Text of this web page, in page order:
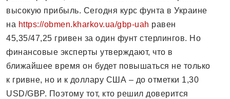
высокую прибыль. Сегодня курс фунта в Украине
на https://obmen.kharkov.ua/gbp-uah равен
45,35/47,25 гривен за один фунт стерлингов. Но
финансовые эксперты утверждают, что в
ближайшее время он будет повышаться не только
к гривне, но и к доллару США – до отметки 1,30
USD/GBP. Поэтому тот, кто решил доверится